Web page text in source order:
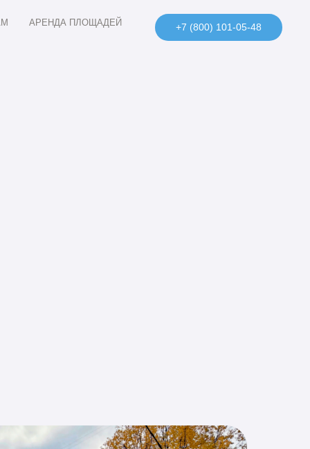
АРЕНДА ПЛОЩАДЕЙ +7 (800) 101-05-48